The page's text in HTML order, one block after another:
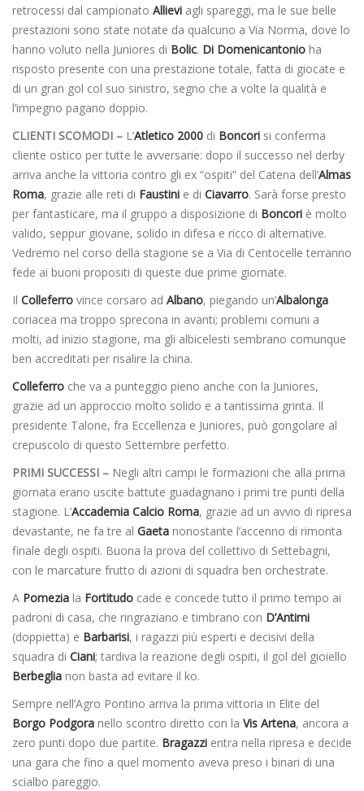
retrocessi dal campionato Allievi agli spareggi, ma le sue belle
prestazioni sono state notate da qualcuno a Via Norma, dove lo
hanno voluto nella Juniores di Bolic. Di Domenicantonio ha
risposto presente con una prestazione totale, fatta di giocate e
di un gran gol col suo sinistro, segno che a volte la qualità e
l’impegno pagano doppio.
CLIENTI SCOMODI – L’Atletico 2000 di Boncori si conferma
cliente ostico per tutte le avversarie: dopo il successo nel derby
arriva anche la vittoria contro gli ex “ospiti” del Catena dell’Almas
Roma, grazie alle reti di Faustini e di Ciavarro. Sarà forse presto
per fantasticare, ma il gruppo a disposizione di Boncori è molto
valido, seppur giovane, solido in difesa e ricco di alternative.
Vedremo nel corso della stagione se a Via di Centocelle terranno
fede ai buoni propositi di queste due prime giornate.
Il Colleferro vince corsaro ad Albano, piegando un’Albalonga
coriacea ma troppo sprecona in avanti; problemi comuni a
molti, ad inizio stagione, ma gli albicelesti sembrano comunque
ben accreditati per risalire la china.
Colleferro che va a punteggio pieno anche con la Juniores,
grazie ad un approccio molto solido e a tantissima grinta. Il
presidente Talone, fra Eccellenza e Juniores, può gongolare al
crepuscolo di questo Settembre perfetto.
PRIMI SUCCESSI – Negli altri campi le formazioni che alla prima
giornata erano uscite battute guadagnano i primi tre punti della
stagione. L’Accademia Calcio Roma, grazie ad un avvio di ripresa
devastante, ne fa tre al Gaeta nonostante l’accenno di rimonta
finale degli ospiti. Buona la prova del collettivo di Settebagni,
con le marcature frutto di azioni di squadra ben orchestrate.
A Pomezia la Fortitudo cade e concede tutto il primo tempo ai
padroni di casa, che ringraziano e timbrano con D’Antimi
(doppietta) e Barbarisi, i ragazzi più esperti e decisivi della
squadra di Ciani; tardiva la reazione degli ospiti, il gol del gioiello
Berbeglia non basta ad evitare il ko.
Sempre nell’Agro Pontino arriva la prima vittoria in Elite del
Borgo Podgora nello scontro diretto con la Vis Artena, ancora a
zero punti dopo due partite. Bragazzi entra nella ripresa e decide
una gara che fino a quel momento aveva preso i binari di una
scialbo pareggio.